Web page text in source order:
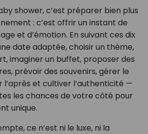
shower, c’est préparer bien plus
: c’est offrir un instant de
et d’émotion. En suivant ces dix
date adaptée, choisir un thème,
imaginer un buffet, proposer des
prévoir des souvenirs, gérer le
l’après et cultiver l’authenticité —
les chances de votre côté pour
unique.
ce n’est ni le luxe, ni la